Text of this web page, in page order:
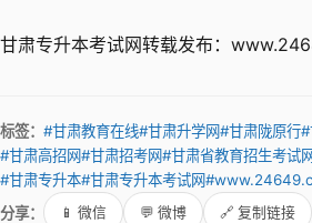
甘肃专升本考试网转载发布：
标签： #甘肃教育在线#甘肃升学网#甘肃陇原行#
#甘肃高招网#甘肃招考网#甘肃省教育招生考试
#甘肃专升本#甘肃专升本考试网
分享：
📱 微信 💬 微博 🔗 复制链接